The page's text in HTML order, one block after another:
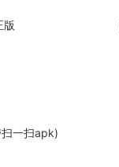
版
一扫apk)